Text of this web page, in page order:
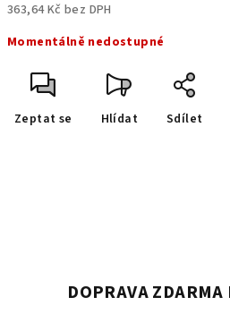
363,64 Kč bez DPH
cena:
Momentálně nedostupné
Zeptat se Hlídat Sdílet
DOPRAVA